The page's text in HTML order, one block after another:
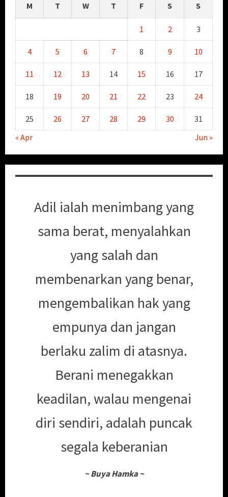
M T W T F S S
1 2 3
4 5 6 7 8 9 10
11 12 13 14 15 16 17
18 19 20 21 22 23 24
25 26 27 28 29 30
31
« Apr
Jun »
Adil ialah menimbang yang
sama berat, menyalahkan
yang salah dan
membenarkan yang benar,
mengembalikan hak yang
empunya dan jangan
berlaku zalim di atasnya.
Berani menegakkan
keadilan, walau mengenai
diri sendiri, adalah puncak
segala keberanian
~ Buya Hamka ~